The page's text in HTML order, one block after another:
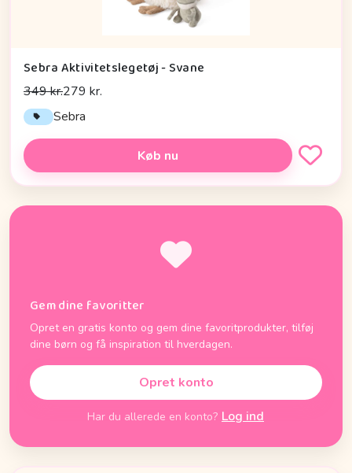
Sebra Aktivitetslegetøj - Svane
349 kr.279 kr.
Sebra
Køb nu
Gem dine favoritter
Opret en gratis konto og gem dine favoritprodukter, tilføj
dine børn og få inspiration til hverdagen.
Opret konto
Har du allerede en konto? Log ind